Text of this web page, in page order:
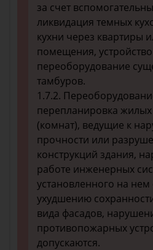
за счет
ликвидация темных
кухни через квартиры
помещения,
переоборудование
тамбуров.
1.7.2.
перепланировка
(комнат), ведущие к
прочности или
конструкций здания,
работе инженерных
установленного на
ухудшению
вида фасадов,
противопожарных
допускаются.